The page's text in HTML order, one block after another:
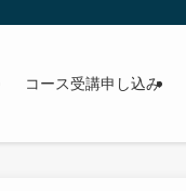
コース受講申し込み